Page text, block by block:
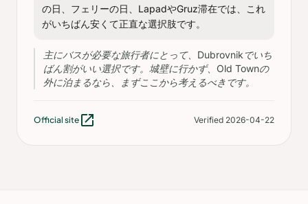
の日、フェリーの日、LapadやGruz滞在では、これ
がいちばん安くて正直な選択肢です。
主にバスが必要な旅行者にとって、Dubrovnikでいち
ばん割がいい選択です。城壁に行かず、Old Townの
外に泊まるなら、まずここから考えるべきです。
Official site open_in_new Verified 2026-04-22